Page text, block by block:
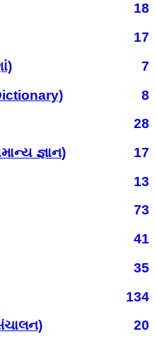
18
17
7
8
28
જ્ઞાન)
17
13
73
41
35
134
20